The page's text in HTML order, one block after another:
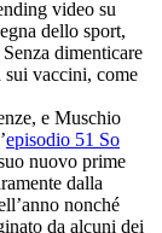
video su
dello sport,
dimenticare
sui vaccini, come
e Muschio
episodio 51 So
nuovo prime
dalla
nonché
da alcuni dei